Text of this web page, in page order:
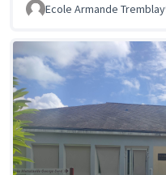
Ecole Armande Tremblay